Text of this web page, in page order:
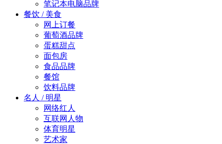
笔记本电脑品牌
餐饮 / 美食
网上订餐
葡萄酒品牌
蛋糕甜点
面包房
食品品牌
餐馆
饮料品牌
名人 / 明星
网络红人
互联网人物
体育明星
艺术家